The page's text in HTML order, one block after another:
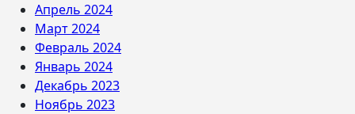
Апрель 2024
Март 2024
Февраль 2024
Январь 2024
Декабрь 2023
Ноябрь 2023